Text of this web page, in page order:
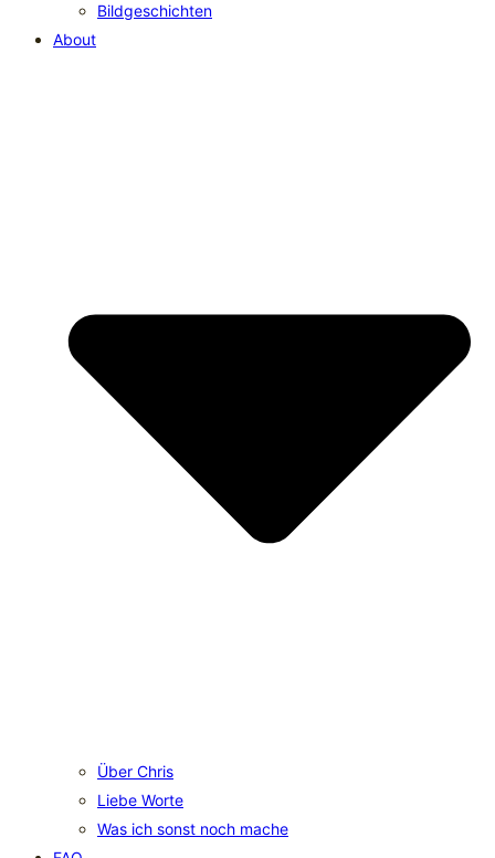
Bildgeschichten
About
Über Chris
Liebe Worte
Was ich sonst noch mache